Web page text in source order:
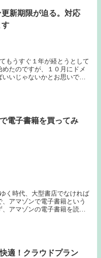
更新期限が迫る。対応
す
電子書籍を買ってみ
適！クラウドプラン